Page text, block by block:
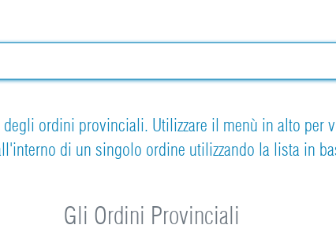
ordini provinciali. Utilizzare il menù in alto per
di un singolo ordine utilizzando la lista in
Gli Ordini Provinciali